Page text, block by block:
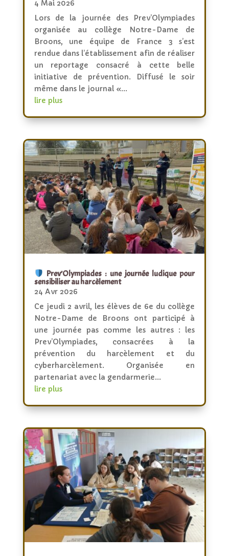
4 Mai 2026
Lors de la journée des Prev’Olympiades
organisée au collège Notre-Dame de
Broons, une équipe de France 3 s’est
rendue dans l’établissement afin de réaliser
un reportage consacré à cette belle
initiative de prévention. Diffusé le soir
même dans le journal «...
lire plus
Prev’Olympiades : une journée ludique pour
sensibiliser au harcèlement
24 Avr 2026
Ce jeudi 2 avril, les élèves de 6e du collège
Notre-Dame de Broons ont participé à
une journée pas comme les autres : les
Prev’Olympiades, consacrées à la
prévention du harcèlement et du
cyberharcèlement. Organisée en
partenariat avec la gendarmerie...
lire plus